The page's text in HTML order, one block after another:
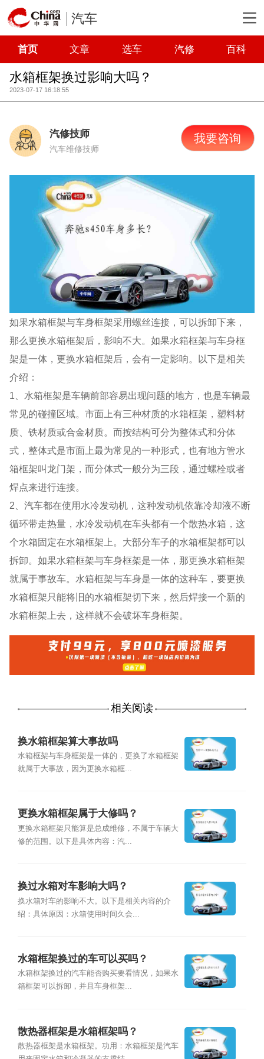
汽车
首页 文章 选车 汽修 百科
水箱框架换过影响大吗？
2023-07-17 16:18:55
汽修技师
汽车维修技师
我要咨询
如果水箱框架与车身框架采用螺丝连接，可以拆卸下来，
那么更换水箱框架后，影响不大。如果水箱框架与车身框
架是一体，更换水箱框架后，会有一定影响。以下是相关
介绍：
1、水箱框架是车辆前部容易出现问题的地方，也是车辆最
常见的碰撞区域。市面上有三种材质的水箱框架，塑料材
质、铁材质或合金材质。而按结构可分为整体式和分体
式，整体式是市面上最为常见的一种形式，也有地方管水
箱框架叫龙门架，而分体式一般分为三段，通过螺栓或者
焊点来进行连接。
2、汽车都在使用水冷发动机，这种发动机依靠冷却液不断
循环带走热量，水冷发动机在车头都有一个散热水箱，这
个水箱固定在水箱框架上。大部分车子的水箱框架都可以
拆卸。如果水箱框架与车身框架是一体，那更换水箱框架
就属于事故车。水箱框架与车身是一体的这种车，要更换
水箱框架只能将旧的水箱框架切下来，然后焊接一个新的
水箱框架上去，这样就不会破坏车身框架。
相关阅读
换水箱框架算大事故吗
水箱框架与车身框架是一体的，更换了水箱框架
就属于大事故，因为更换水箱框...
更换水箱框架属于大修吗？
更换水箱框架只能算是总成维修，不属于车辆大
修的范围。以下是具体内容：汽...
换过水箱对车影响大吗？
换水箱对车的影响不大。以下是相关内容的介
绍：具体原因：水箱使用时间久会...
水箱框架换过的车可以买吗？
水箱框架换过的汽车能否购买要看情况，如果水
箱框架可以拆卸，并且车身框架...
散热器框架是水箱框架吗？
散热器框架是水箱框架。功用：水箱框架是汽车